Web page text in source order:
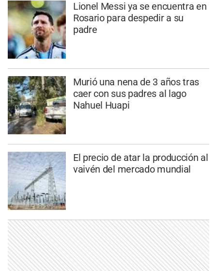
Lionel Messi ya se encuentra en
Rosario para despedir a su
padre
Murió una nena de 3 años tras
caer con sus padres al lago
Nahuel Huapi
El precio de atar la producción al
vaivén del mercado mundial